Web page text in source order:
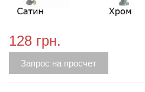
128 грн.
Запрос на просчет